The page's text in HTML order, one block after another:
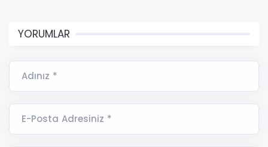
YORUMLAR
Adınız *
E-Posta Adresiniz *